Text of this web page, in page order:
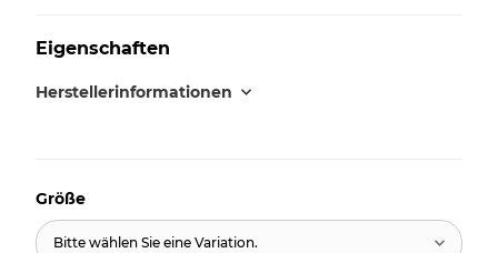
Eigenschaften
Herstellerinformationen
Größe
Bitte wählen Sie eine Variation.